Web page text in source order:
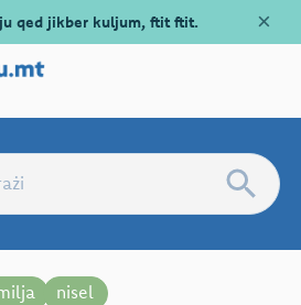
qed jikber kuljum, ftit ftit. ×
nisel